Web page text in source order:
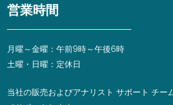
営業時間
月曜～金曜：午前9時～午後6時
土曜・日曜：定休日
当社の販売およびアナリスト サポート チー